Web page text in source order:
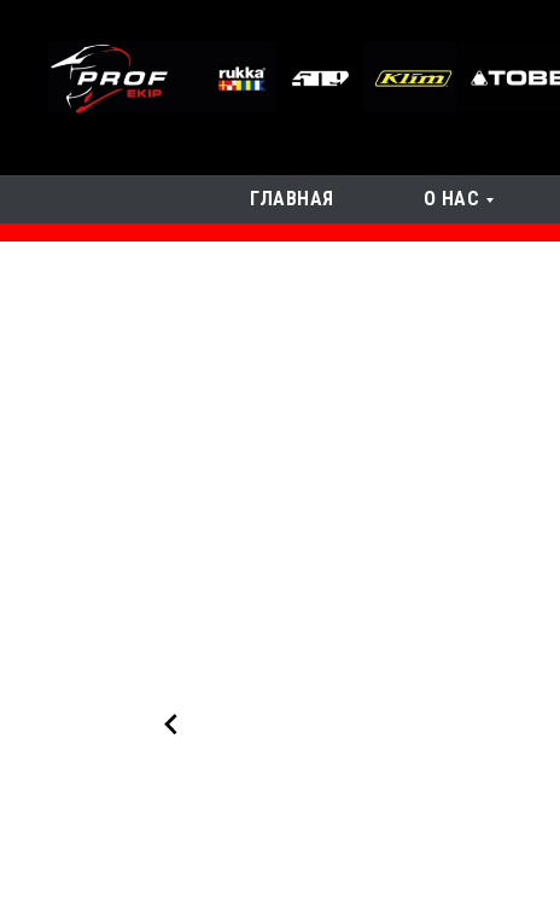
ГЛАВНАЯ О НАС